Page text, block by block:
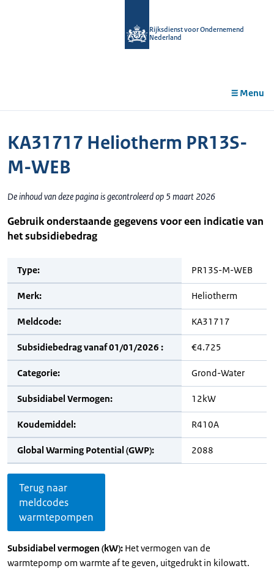
Rijksdienst voor Ondernemend
Nederland
Menu
KA31717 Heliotherm PR13S-
M-WEB
De inhoud van deze pagina is gecontroleerd op 5 maart 2026
Gebruik onderstaande gegevens voor een indicatie van
het subsidiebedrag
Type: PR13S-M-WEB
Merk: Heliotherm
Meldcode: KA31717
Subsidiebedrag vanaf 01/01/2026 : €4.725
Categorie: Grond-Water
Subsidiabel Vermogen: 12kW
Koudemiddel: R410A
Global Warming Potential (GWP): 2088
Terug naar
meldcodes
warmtepompen
Subsidiabel vermogen (kW): Het vermogen van de
warmtepomp om warmte af te geven, uitgedrukt in kilowatt.